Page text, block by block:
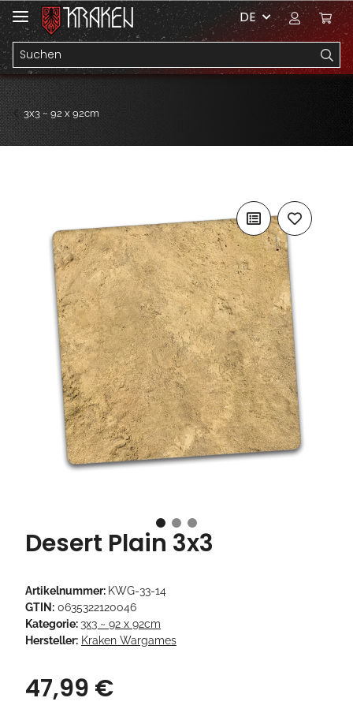
DE
3x3 ~ 92 x 92cm
Desert Plain 3x3
Artikelnummer: KWG-33-14
GTIN: 0635322120046
Kategorie:3x3 ~ 92 x 92cm
Hersteller: Kraken Wargames
47,99 €